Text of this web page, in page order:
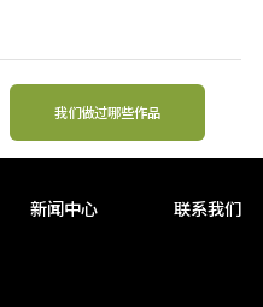
我们做过哪些作品
新闻中心 联系我们